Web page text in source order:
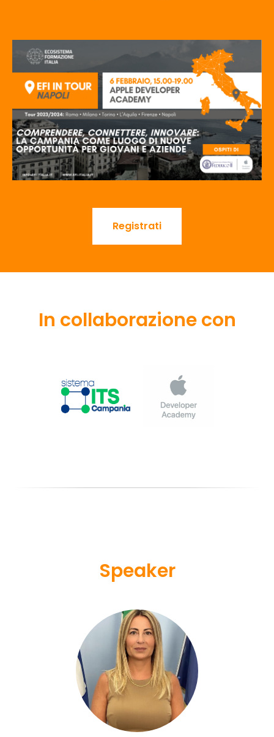
Registrati
In collaborazione con
Speaker